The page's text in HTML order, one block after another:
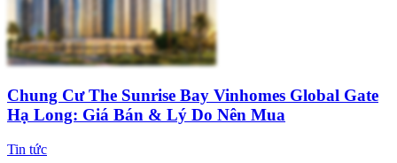
Chung Cư The Sunrise Bay Vinhomes Global Gate
Hạ Long: Giá Bán & Lý Do Nên Mua
Tin tức